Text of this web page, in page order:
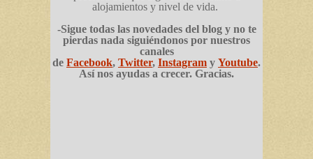
alojamientos y nivel de vida.
-Sigue todas las novedades del blog y no te
pierdas nada siguiéndonos por nuestros
canales
de Facebook, Twitter, Instagram y Youtube.
Así nos ayudas a crecer. Gracias.